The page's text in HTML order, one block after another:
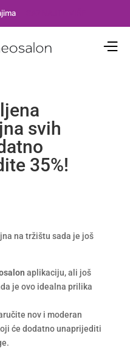
svih
35%!
na tržištu sada je još
aplikaciju, ali još
je ovo idealna prilika
nov i moderan
će dodatno unaprijediti